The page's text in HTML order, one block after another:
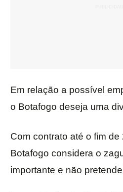
Em relação a possível
o Botafogo deseja uma
Com contrato até o fim
Botafogo considera o
importante e não